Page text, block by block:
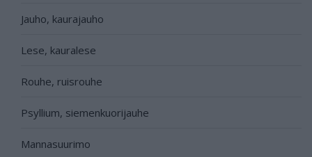
Jauho, kaurajauho
Lese, kauralese
Rouhe, ruisrouhe
Psyllium, siemenkuorijauhe
Mannasuurimo